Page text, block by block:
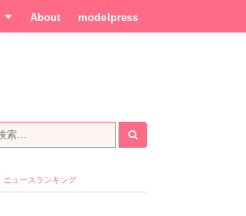
About modelpress
ニュースランキング